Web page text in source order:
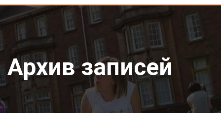
Архив записей